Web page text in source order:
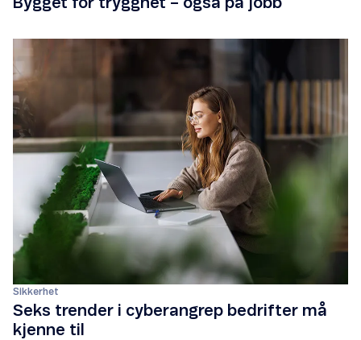
Sikkerhet
Seks trender i cyberangrep bedrifter må
kjenne til